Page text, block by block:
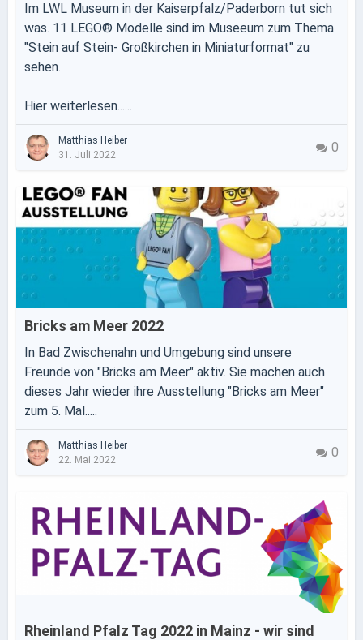
Im LWL Museum in der Kaiserpfalz/Paderborn tut sich
was. 11 LEGO® Modelle sind im Museeum zum Thema
"Stein auf Stein- Großkirchen in Miniaturformat" zu
sehen.
Hier weiterlesen......
Matthias Heiber
31. Juli 2022
0
Bricks am Meer 2022
In Bad Zwischenahn und Umgebung sind unsere
Freunde von "Bricks am Meer" aktiv. Sie machen auch
dieses Jahr wieder ihre Ausstellung "Bricks am Meer"
zum 5. Mal.....
Matthias Heiber
22. Mai 2022
0
Rheinland Pfalz Tag 2022 in Mainz - wir sind